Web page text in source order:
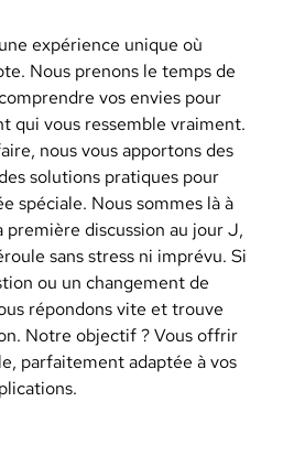
expérience unique où
Nous prenons le temps de
vos envies pour
qui vous ressemble vraiment.
nous vous apportons des
solutions pratiques pour
spéciale. Nous sommes là à
première discussion au jour J,
sans stress ni imprévu. Si
ou un changement de
répondons vite et trouve
Notre objectif ? Vous offrir
parfaitement adaptée à vos